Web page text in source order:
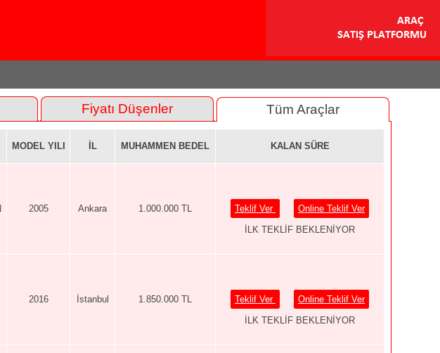
Fiyatı Düşenler Tüm Araçlar
MODEL YILI İL MUHAMMEN BEDEL KALAN SÜRE
2005 Ankara 1.000.000 TL Teklif Ver
Online Teklif Ver
İLK TEKLİF BEKLENİYOR
2016 İstanbul 1.850.000 TL Teklif Ver
Online Teklif Ver
İLK TEKLİF BEKLENİYOR